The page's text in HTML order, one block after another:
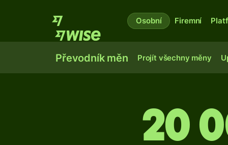
Osobní Firemní
Převodník měn Projít všechny měny
20